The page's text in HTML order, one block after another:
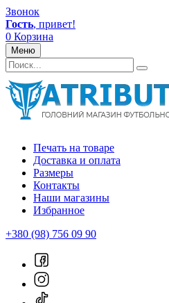
Звонок
Гость, привет!
0 Корзина
Меню
Печать на товаре
Доставка и оплата
Размеры
Контакты
Наши магазины
Избранное
+380 (98) 756 09 90